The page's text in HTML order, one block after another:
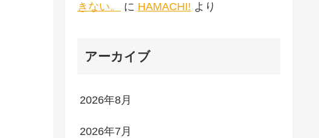
きない。
に HAMACHI! より
アーカイブ
2026年8月
2026年7月